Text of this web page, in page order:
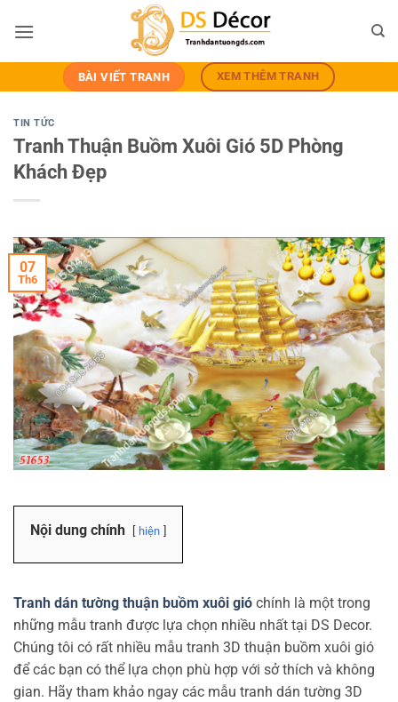
qua
BÀI VIẾT TRANH XEM THÊM TRANH
TIN TỨC
Tranh Thuận Buồm Xuôi Gió 5D Phòng
Khách Đẹp
07
Th6
Nội dung chính hiện
Tranh dán tường thuận buồm xuôi gió chính là một trong
những mẫu tranh được lựa chọn nhiều nhất tại DS Decor.
Chúng tôi có rất nhiều mẫu tranh 3D thuận buồm xuôi gió
để các bạn có thể lựa chọn phù hợp với sở thích và không
gian. Hãy tham khảo ngay các mẫu tranh dán tường 3D